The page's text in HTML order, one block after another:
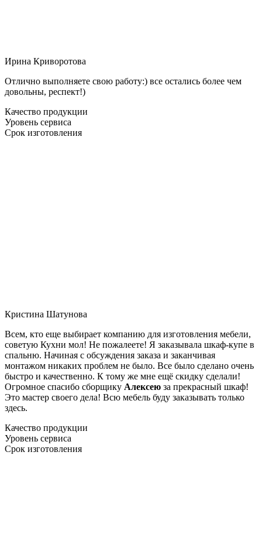
Ирина Криворотова
Отлично выполняете свою работу:) все остались более чем
довольны, респект!)
Качество продукции
Уровень сервиса
Срок изготовления
Кристина Шатунова
Всем, кто еще выбирает компанию для изготовления мебели,
советую Кухни мол! Не пожалеете! Я заказывала шкаф-купе в
спальню. Начиная с обсуждения заказа и заканчивая
монтажом никаких проблем не было. Все было сделано очень
быстро и качественно. К тому же мне ещё скидку сделали!
Огромное спасибо сборщику Алексею за прекрасный шкаф!
Это мастер своего дела! Всю мебель буду заказывать только
здесь.
Качество продукции
Уровень сервиса
Срок изготовления